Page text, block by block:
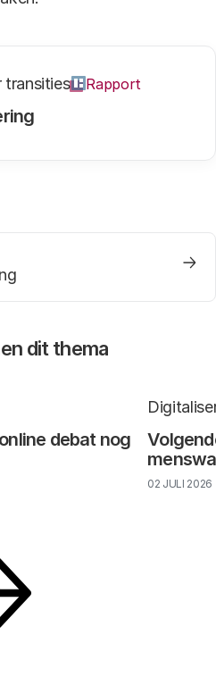
transities Rapport
dit thema
debat nog
02 JULI 2026